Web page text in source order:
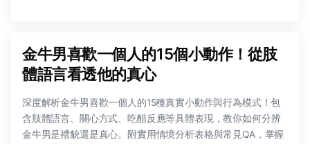
金牛男喜歡一個人的15個小動作！從肢
體語言看透他的真心
深度解析金牛男喜歡一個人的15種真實小動作與行為模式！包
含肢體語言、關心方式、吃醋反應等具體表現，教你如何分辨
金牛男是禮貌還是真心。附實用情境分析表格與常見QA，掌握